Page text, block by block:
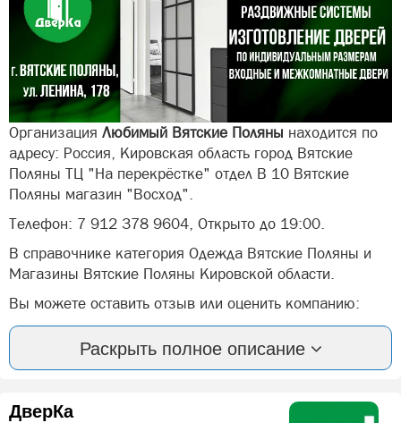
Организация Любимый Вятские Поляны находится по
адресу: Россия, Кировская область город Вятские
Поляны ТЦ "На перекрёстке" отдел В 10 Вятские
Поляны магазин "Восход".
Телефон: 7 912 378 9604, Открыто до 19:00.
В справочнике категория Одежда Вятские Поляны и
Магазины Вятские Поляны Кировской области.
Вы можете оставить отзыв или оценить компанию:
Любимый Вятские Поляны Вятские Поляны.
А так же, задать вопрос представителями фирмы:
Любимый Вятские Поляны в Вятских Полян.
Отдел "Любимый" - это трикотажные изделия для дома
Раскрыть полное описание
ДверКа